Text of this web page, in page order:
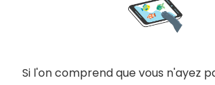
Si l'on comprend que vous n'ayez